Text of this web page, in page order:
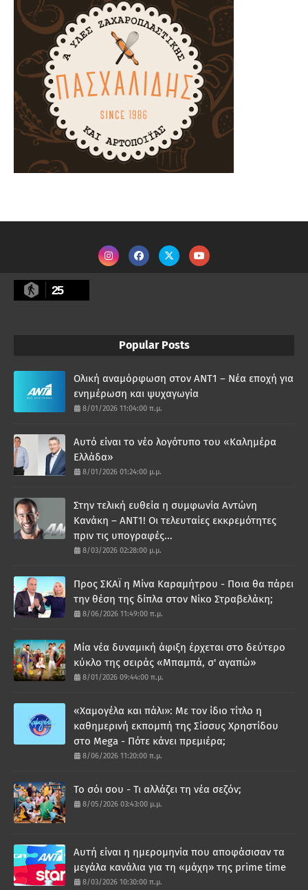
25
Popular Posts
Ολική αναμόρφωση στον ΑΝΤ1 – Νέα εποχή για
ενημέρωση και ψυχαγωγία
8/01/2026 11:04:00 π.μ.
Αυτό είναι το νέο λογότυπο του «Καλημέρα
Ελλάδα»
8/01/2026 01:24:00 μ.μ.
Στην τελική ευθεία η συμφωνία Αντώνη
Κανάκη – ΑΝΤ1! Οι τελευταίες εκκρεμότητες
πριν τις υπογραφές...
8/03/2026 02:28:00 μ.μ.
Προς ΣΚΑΪ η Μίνα Καραμήτρου - Ποια θα πάρει
την θέση της δίπλα στον Νίκο Στραβελάκη;
8/06/2026 11:49:00 π.μ.
Μία νέα δυναμική άφιξη έρχεται στο δεύτερο
κύκλο της σειράς «Μπαμπά, σ' αγαπώ»
8/01/2026 09:44:00 π.μ.
«Χαμογέλα και πάλι»: Με τον ίδιο τίτλο η
καθημερινή εκπομπή της Σίσσυς Χρηστίδου
στο Mega - Πότε κάνει πρεμιέρα;
8/06/2026 11:20:00 π.μ.
Το σόι σου - Τι αλλάζει τη νέα σεζόν;
8/05/2026 03:43:00 μ.μ.
Αυτή είναι η ημερομηνία που αποφάσισαν τα
μεγάλα κανάλια για τη «μάχη» της prime time
8/03/2026 10:30:00 π.μ.